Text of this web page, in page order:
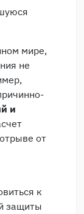
мире,
не
и
от
к
защиты